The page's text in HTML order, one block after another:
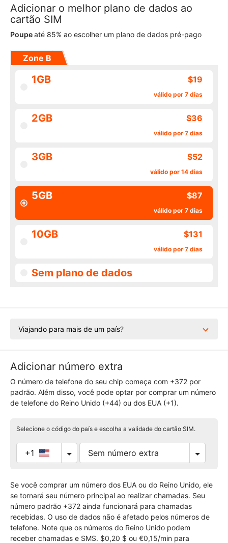
Adicionar o melhor plano de dados ao
cartão SIM
Poupeaté 85% ao escolher um plano de dados pré-pago
Zone B
$19
1GB
válido por 7 dias
$36
2GB
válido por 7 dias
$52
3GB
válido por 14 dias
$87
5GB
válido por 7 dias
$131
10GB
válido por 7 dias
Sem plano de dados
Viajando para mais de um país?
Adicionar número extra
O número de telefone do seu chip começa com +372 por
padrão. Além disso, você pode optar por comprar um número
de telefone do Reino Unido (+44) ou dos EUA (+1).
Selecione o código do país e escolha a validade do cartão SIM.
+1
Se você comprar um número dos EUA ou do Reino Unido, ele
se tornará seu número principal ao realizar chamadas. Seu
número padrão +372 ainda funcionará para chamadas
recebidas. O uso de dados não é afetado pelos números de
telefone. Note que os números do Reino Unido podem
receber chamadas e SMS. $0,20 $ ou €0,15/min para